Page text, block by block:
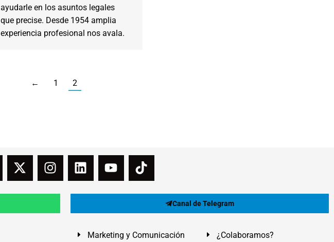
ayudarle en los asuntos legales
que precise. Desde 1954 amplia
experiencia profesional nos avala.
← 1 2
Canal de Telegram
Marketing y Comunicación ¿Colaboramos?